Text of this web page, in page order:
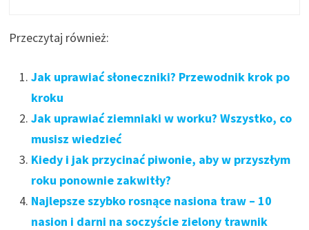
Przeczytaj również:
Jak uprawiać słoneczniki? Przewodnik krok po
kroku
Jak uprawiać ziemniaki w worku? Wszystko, co
musisz wiedzieć
Kiedy i jak przycinać piwonie, aby w przyszłym
roku ponownie zakwitły?
Najlepsze szybko rosnące nasiona traw – 10
nasion i darni na soczyście zielony trawnik